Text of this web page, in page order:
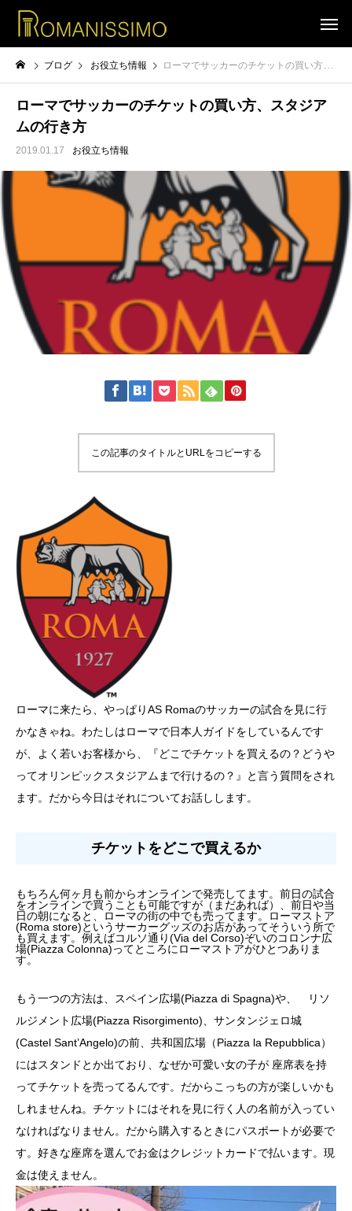
ブログ お役立ち情報 ローマでサッカーのチケットの買い方、スタジアムの行き方
ローマでサッカーのチケットの買い方、スタジア
ムの行き方
2019.01.17 お役立ち情報
この記事のタイトルとURLをコピーする
ローマに来たら、やっぱりAS Romaのサッカーの試合を見に行
かなきゃね。わたしはローマで日本人ガイドをしているんです
が、よく若いお客様から、『どこでチケットを買えるの？どうや
ってオリンピックスタジアムまで行けるの？』と言う質問をされ
ます。だから今日はそれについてお話しします。
チケットをどこで買えるか
もちろん何ヶ月も前からオンラインで発売してます。前日の試合
をオンラインで買うことも可能ですが（まだあれば）、前日や当
日の朝になると、ローマの街の中でも売ってます。ローマストア
(Roma store)というサーカーグッズのお店があってそういう所で
も買えます。例えばコルソ通り(Via del Corso)ぞいのコロンナ広
場(Piazza Colonna)ってところにローマストアがひとつありま
す。
もう一つの方法は、スペイン広場(Piazza di Spagna)や、 リソ
ルジメント広場(Piazza Risorgimento)、サンタンジェロ城
(Castel Sant’Angelo)の前、共和国広場（Piazza la Repubblica）
にはスタンドとか出ており、なぜか可愛い女の子が 座席表を持
ってチケットを売ってるんです。だからこっちの方が楽しいかも
しれませんね。チケットにはそれを見に行く人の名前が入ってい
なければなりません。だから購入するときにパスポートが必要で
す。好きな座席を選んでお金はクレジットカードで払います。現
金は使えません。